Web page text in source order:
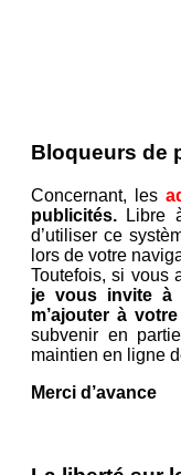
Bloqueurs de
Concernant, les
publicités. Libre
d’utiliser ce
lors de votre
Toutefois, si vous
je vous invite à
m’ajouter à
subvenir en
maintien en ligne
Merci d’avance